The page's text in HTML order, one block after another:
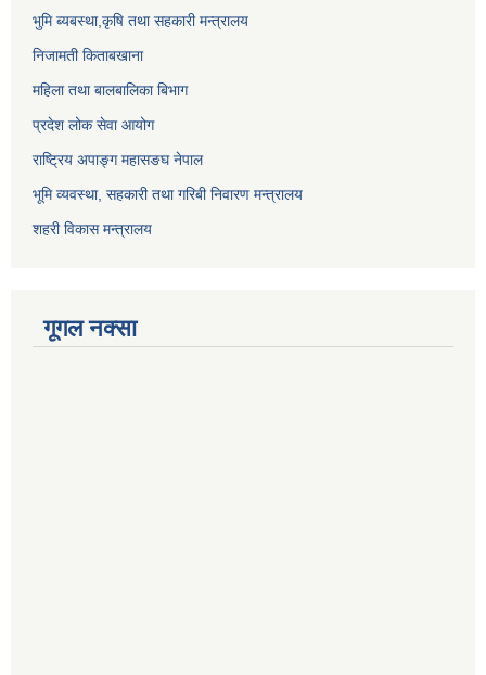
भुमि ब्यबस्था,कृषि तथा सहकारी मन्त्रालय
निजामती किताबखाना
महिला तथा बालबालिका बिभाग
प्रदेश लोक सेवा आयोग
राष्ट्रिय अपाङ्ग महासङघ नेपाल
भूमि व्यवस्था, सहकारी तथा गरिबी निवारण मन्त्रालय
शहरी विकास मन्त्रालय
गूगल नक्सा